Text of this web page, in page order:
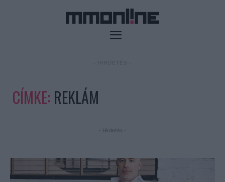
CÍMKE: REKLÁM
- Hirdetés -